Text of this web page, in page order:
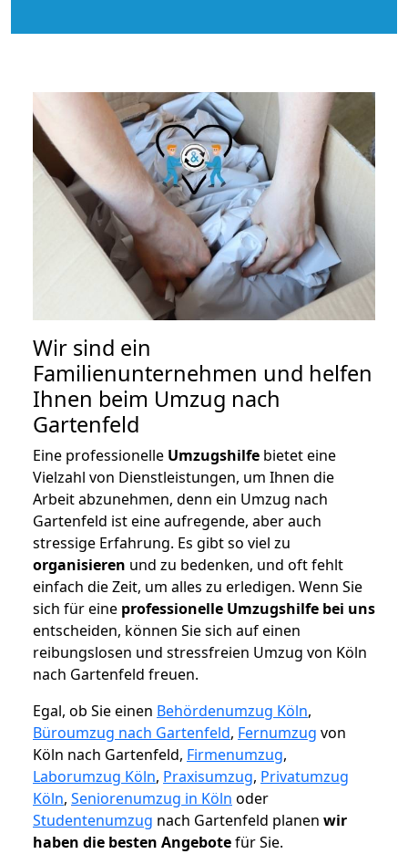
Wir sind ein
Familienunternehmen und helfen
Ihnen beim Umzug nach
Gartenfeld
Eine professionelle Umzugshilfe bietet eine
Vielzahl von Dienstleistungen, um Ihnen die
Arbeit abzunehmen, denn ein Umzug nach
Gartenfeld ist eine aufregende, aber auch
stressige Erfahrung. Es gibt so viel zu
organisieren und zu bedenken, und oft fehlt
einfach die Zeit, um alles zu erledigen. Wenn Sie
sich für eine professionelle Umzugshilfe bei uns
entscheiden, können Sie sich auf einen
reibungslosen und stressfreien Umzug von Köln
nach Gartenfeld freuen.
Egal, ob Sie einen Behördenumzug Köln,
Büroumzug nach Gartenfeld, Fernumzug von
Köln nach Gartenfeld, Firmenumzug,
Laborumzug Köln, Praxisumzug, Privatumzug
Köln, Seniorenumzug in Köln oder
Studentenumzug nach Gartenfeld planen wir
haben die besten Angebotefür Sie.